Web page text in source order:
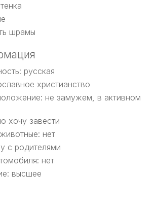
шрамы
русская
христианство
не замужем, в активном
хочу завести
нет
с родителями
нет
высшее